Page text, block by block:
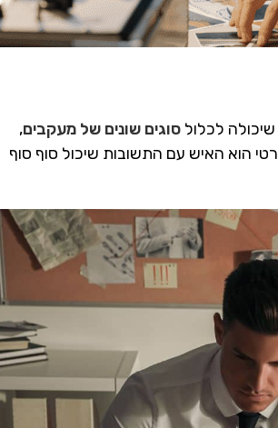
לכלול סוגים שונים של מעקבים,
הוא האיש עם התשובות שיכול סוף סוף